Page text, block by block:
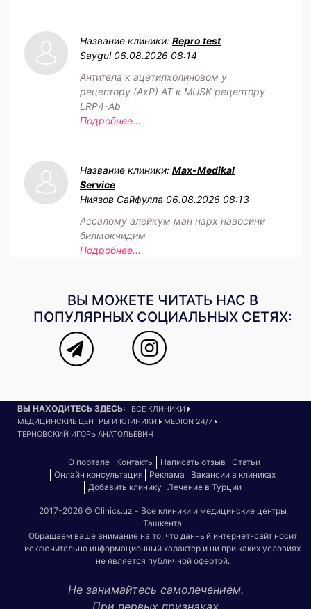
Название клиники: Repro test
Saygul 06.08.2026 08:14
Антитела к ацетилхолиновом у
рецептору (АхР) АТ к MUSK рецептору
LRP4-Ab
Подробнее...
Название клиники: Max-Medikal
Service
Ниязов Сайфулла 06.08.2026 08:13
Ассалому алейкум ман нарх навосини
билмокчидим
Подробнее...
ВЫ МОЖЕТЕ ЧИТАТЬ НАС В
ПОПУЛЯРНЫХ СОЦИАЛЬНЫХ СЕТЯХ:
ВЫ НАХОДИТЕСЬ ЗДЕСЬ:
ВСЕ КЛИНИКИ
МЕДИЦИНСКИЕ ЦЕНТРЫ И КЛИНИКИ
MEDION 24/7
ТЕРНОВСКИЙ ИГОРЬ АНАТОЛЬЕВИЧ
О портале Контакты Написать отзыв
Статьи
Онлайн консультация
Реклама
Вакансии в клиниках
Добавить клинику
Лечение в Турции
2017-2026 © Clinics.uz - Все клиники и медицинские центры
Ташкента
Обращаем ваше внимание на то, что данный интернет-сайт носит
исключительно информационный характер и ни при каких условиях
не является публичной офертой.
Не занимайтесь самолечением.
При первых признаках